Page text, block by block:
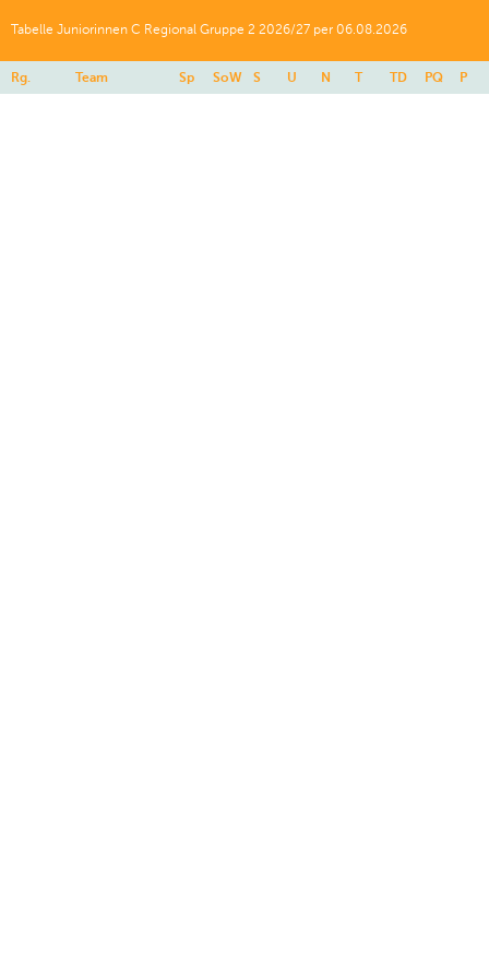
Tabelle Juniorinnen C Regional Gruppe 2 2026/27 per 06.08.2026
Rg. Team Sp SoW S U N T TD PQ P